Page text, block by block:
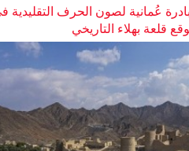
عُمانية لصون الحرف التقليدية
قلعة بهلاء التاريخي